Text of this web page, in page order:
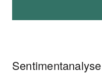
Sentimentanalyse